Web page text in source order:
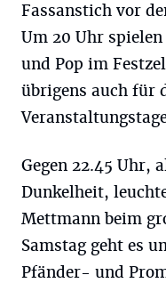
Fassanstich vor
Um 20 Uhr
und Pop im
übrigens auch für
Gegen 22.45 Uhr,
Dunkelheit,
Mettmann beim
Samstag geht es
Pfänder- und